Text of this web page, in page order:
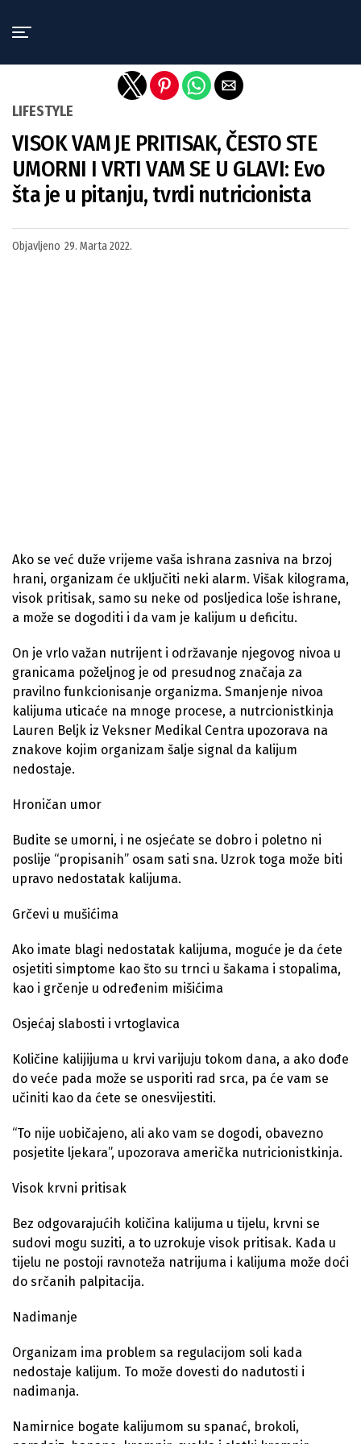
LIFESTYLE
VISOK VAM JE PRITISAK, ČESTO STE
UMORNI I VRTI VAM SE U GLAVI: Evo
šta je u pitanju, tvrdi nutricionista
Objavljeno 29. Marta 2022.
Ako se već duže vrijeme vaša ishrana zasniva na brzoj
hrani, organizam će uključiti neki alarm. Višak kilograma,
visok pritisak, samo su neke od posljedica loše ishrane,
a može se dogoditi i da vam je kalijum u deficitu.
On je vrlo važan nutrijent i održavanje njegovog nivoa u
granicama poželjnog je od presudnog značaja za
pravilno funkcionisanje organizma. Smanjenje nivoa
kalijuma uticaće na mnoge procese, a nutrcionistkinja
Lauren Beljk iz Veksner Medikal Centra upozorava na
znakove kojim organizam šalje signal da kalijum
nedostaje.
Hroničan umor
Budite se umorni, i ne osjećate se dobro i poletno ni
poslije “propisanih” osam sati sna. Uzrok toga može biti
upravo nedostatak kalijuma.
Grčevi u mušićima
Ako imate blagi nedostatak kalijuma, moguće je da ćete
osjetiti simptome kao što su trnci u šakama i stopalima,
kao i grčenje u određenim mišićima
Osjećaj slabosti i vrtoglavica
Količine kalijijuma u krvi varijuju tokom dana, a ako dođe
do veće pada može se usporiti rad srca, pa će vam se
učiniti kao da ćete se onesvijestiti.
“To nije uobičajeno, ali ako vam se dogodi, obavezno
posjetite ljekara”, upozorava američka nutricionistkinja.
Visok krvni pritisak
Bez odgovarajućih količina kalijuma u tijelu, krvni se
sudovi mogu suziti, a to uzrokuje visok pritisak. Kada u
tijelu ne postoji ravnoteža natrijuma i kalijuma može doći
do srčanih palpitacija.
Nadimanje
Organizam ima problem sa regulacijom soli kada
nedostaje kalijum. To može dovesti do nadutosti i
nadimanja.
Namirnice bogate kalijumom su spanać, brokoli,